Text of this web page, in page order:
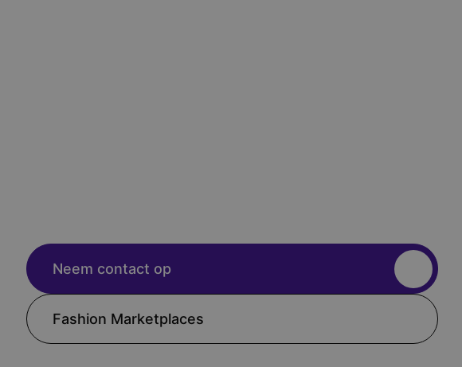
Neem contact op
Fashion Marketplaces